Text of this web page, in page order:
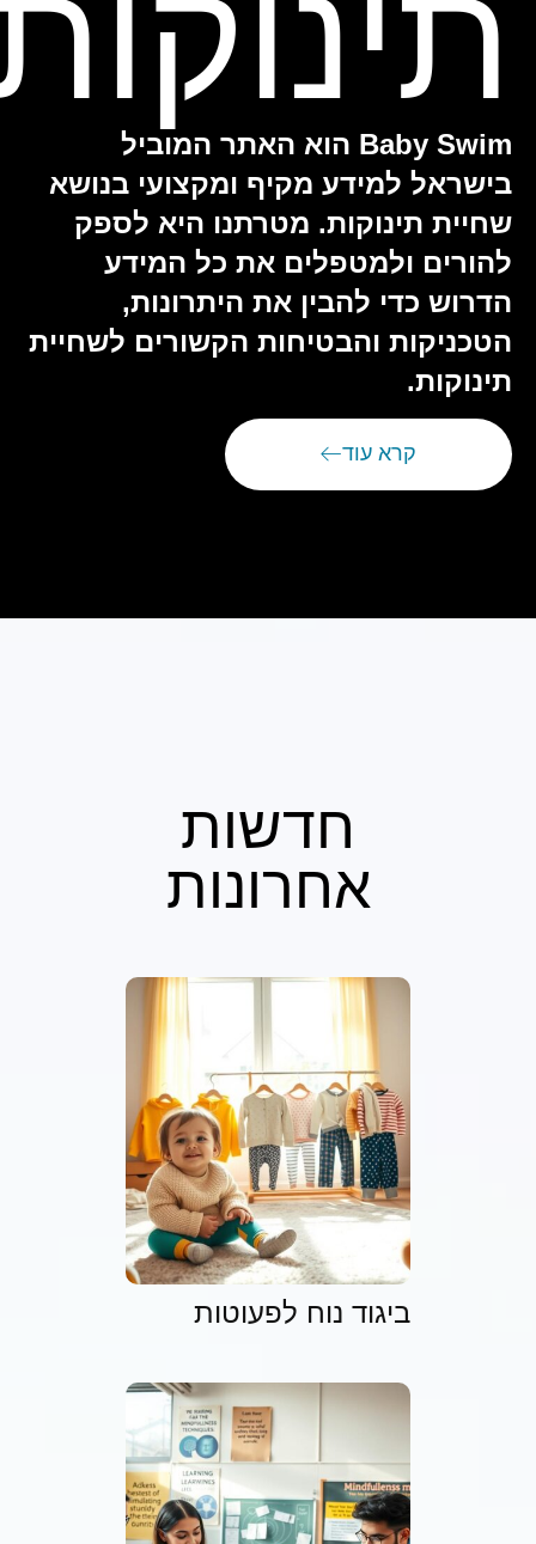
תינוקות
Baby Swim הוא האתר המוביל
בישראל למידע מקיף ומקצועי בנושא
שחיית תינוקות. מטרתנו היא לספק
להורים ולמטפלים את כל המידע
הדרוש כדי להבין את היתרונות,
הטכניקות והבטיחות הקשורים לשחיית
תינוקות.
קרא עוד
חדשות
אחרונות
ביגוד נוח לפעוטות